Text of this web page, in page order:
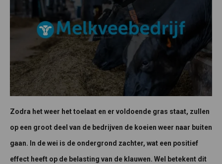
Zodra het weer het toelaat en er voldoende gras staat, zullen
op een groot deel van de bedrijven de koeien weer naar buiten
gaan. In de wei is de ondergrond zachter, wat een positief
effect heeft op de belasting van de klauwen. Wel betekent dit